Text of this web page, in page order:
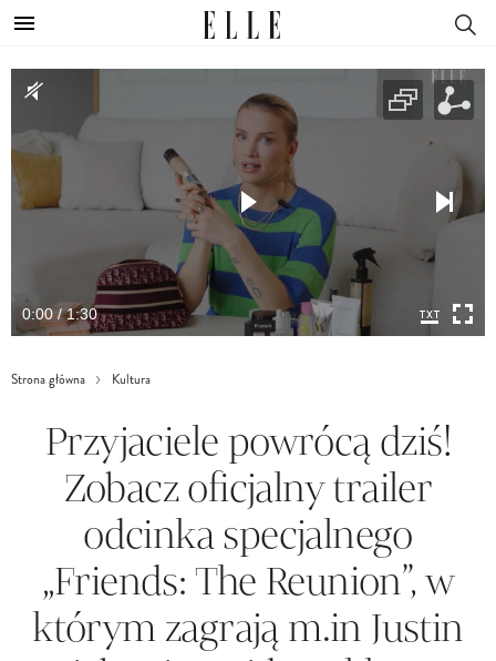
0:00 / 1:30
Strona główna Kultura
Przyjaciele powrócą dziś!
Zobacz oficjalny trailer
odcinka specjalnego
„Friends: The Reunion”, w
którym zagrają m.in Justin